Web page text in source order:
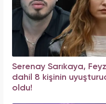
Serenay Sarıkaya,
dahil 8 kişinin
oldu!